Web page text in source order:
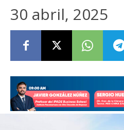
30 abril, 2025